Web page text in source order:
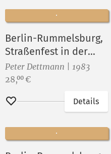
Berlin-Rummelsburg,
Straßenfest in der
Sophienstraße V
Peter Dettmann | 1983
Preis:
28,00 €
Merken
Details